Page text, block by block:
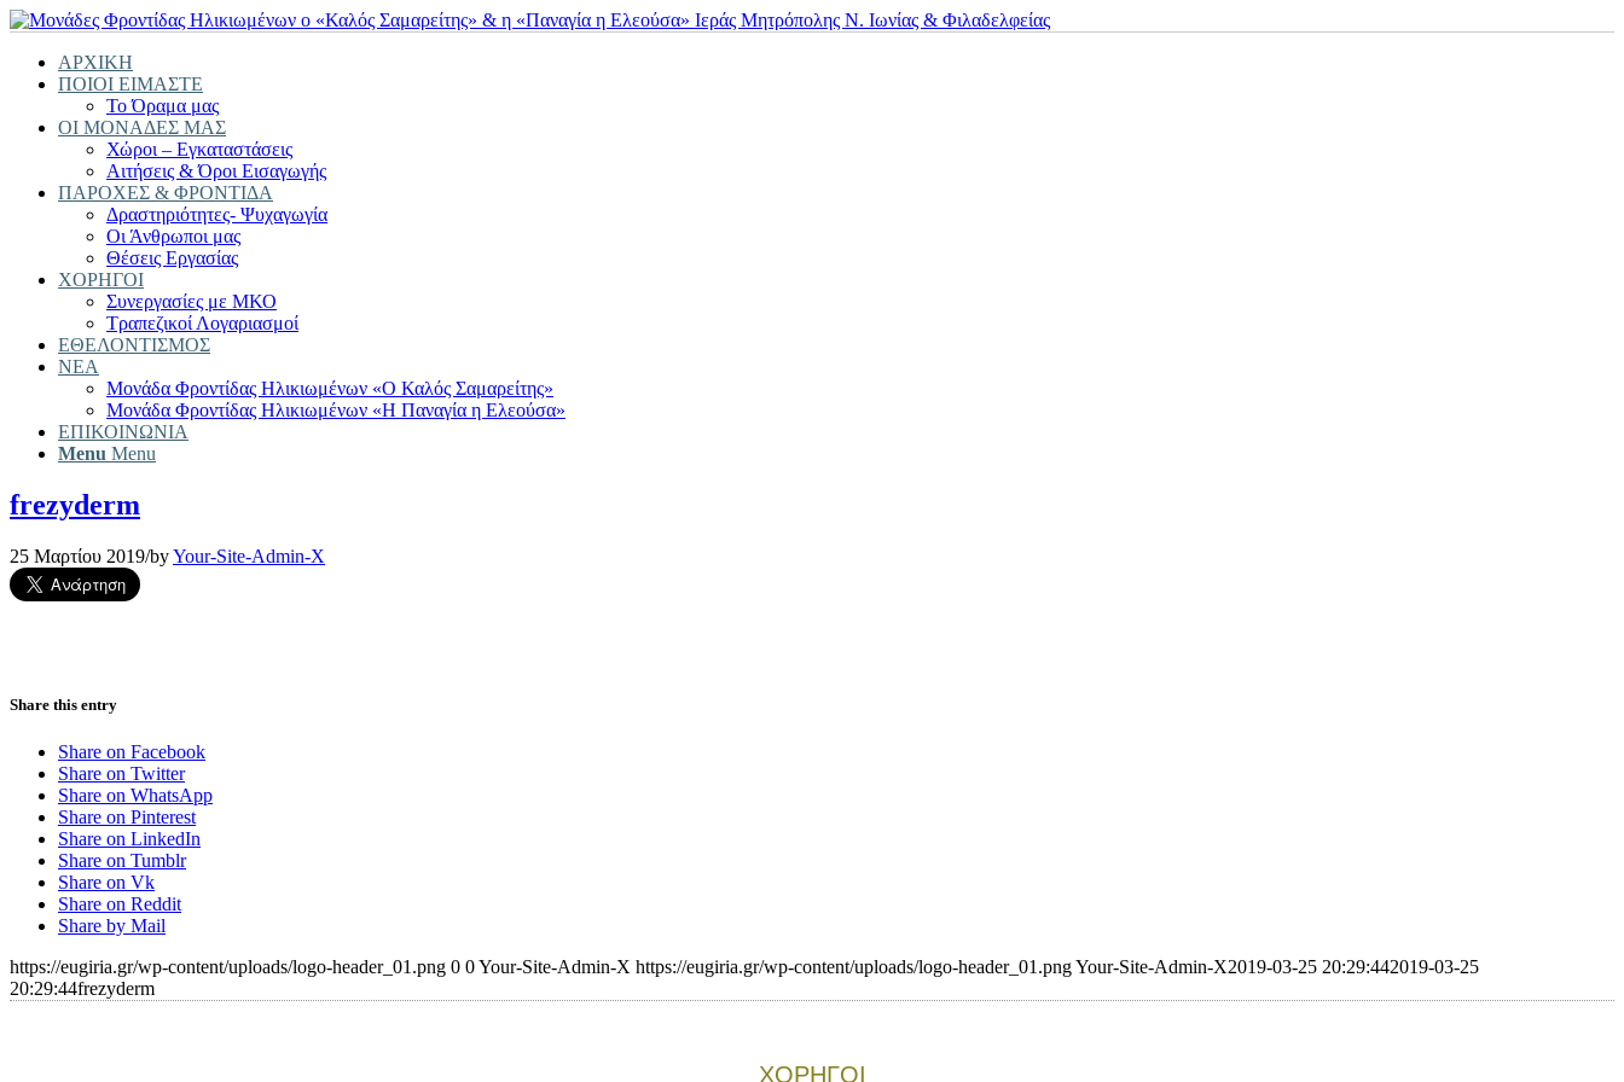
ΑΡΧΙΚΗ
ΠΟΙΟΙ ΕΙΜΑΣΤΕ
Το Όραμα μας
ΟΙ ΜΟΝΑΔΕΣ ΜΑΣ
Χώροι – Εγκαταστάσεις
Αιτήσεις & Όροι Εισαγωγής
ΠΑΡΟΧΕΣ & ΦΡΟΝΤΙΔΑ
Δραστηριότητες- Ψυχαγωγία
Οι Άνθρωποι μας
Θέσεις Εργασίας
ΧΟΡΗΓΟΙ
Συνεργασίες με ΜΚΟ
Τραπεζικοί Λογαριασμοί
ΕΘΕΛΟΝΤΙΣΜΟΣ
ΝΕΑ
Μονάδα Φροντίδας Ηλικιωμένων «Ο Καλός Σαμαρείτης»
Μονάδα Φροντίδας Ηλικιωμένων «Η Παναγία η Ελεούσα»
ΕΠΙΚΟΙΝΩΝΙΑ
Menu Menu
frezyderm
25 Μαρτίου 2019/byYour-Site-Admin-X
Share this entry
Share on Facebook
Share on Twitter
Share on WhatsApp
Share on Pinterest
Share on LinkedIn
Share on Tumblr
Share on Vk
Share on Reddit
Share by Mail
https://eugiria.gr/wp-content/uploads/logo-header_01.png 0 0Your-Site-Admin-X https://eugiria.gr/wp-content/uploads/logo-header_01.pngYour-Site-Admin-X2019-03-25 20:29:442019-03-25
20:29:44frezyderm
ΧΟΡΗΓΟΙ